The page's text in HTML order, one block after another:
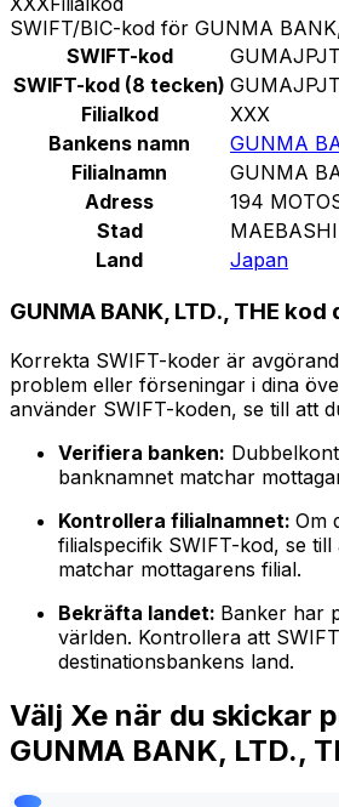
SWIFT/BIC-kod för GUNMA
SWIFT-kod
SWIFT-kod (8 tecken) GUMAJPJT
Filialkod
XXX
Bankens namn
GUNMA
Filialnamn
GUNMA
Adress
194
Stad
MAEBASHI
Land
Japan
GUNMA BANK, LTD., THE
Korrekta SWIFT-koder är
problem eller förseningar i dina
använder SWIFT-koden, se till att
Verifiera banken:
banknamnet matchar
Kontrollera filialnamnet: Om
filialspecifik SWIFT-kod, se
matchar mottagarens filial.
Bekräfta landet: Banker har
världen. Kontrollera att
destinationsbankens land.
Välj Xe när du skickar
GUNMA BANK, LTD.,